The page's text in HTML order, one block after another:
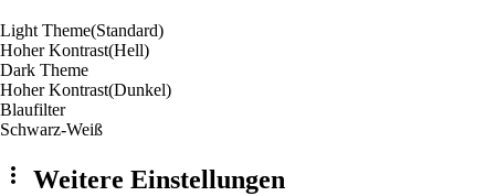
Light Theme(Standard)
Hoher Kontrast(Hell)
Dark Theme
Hoher Kontrast(Dunkel)
Blaufilter
Schwarz-Weiß
Weitere Einstellungen